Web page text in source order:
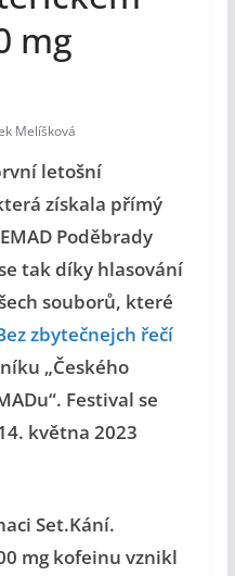
mg
Melíšková
letošní
získala přímý
Poděbrady
tak díky hlasování
souborů, které
zbytečnejch řečí
„Českého
. Festival se
května 2023
Set.Kání.
mg kofeinu vznikl